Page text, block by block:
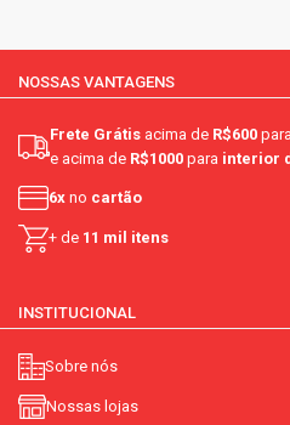
NOSSAS VANTAGENS
Frete Grátis acima de R$600 para
e acima de R$1000 para interior
6x no cartão
+ de 11 mil itens
INSTITUCIONAL
Sobre nós
Nossas lojas